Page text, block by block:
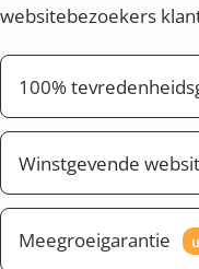
websitebezoekers
100%
Wij willen graag dat
eindresultaat. Wij
klaar is, wanneer jij
Winstgevende
Naast een mooie
een winstgevende
Meegroeigarantie